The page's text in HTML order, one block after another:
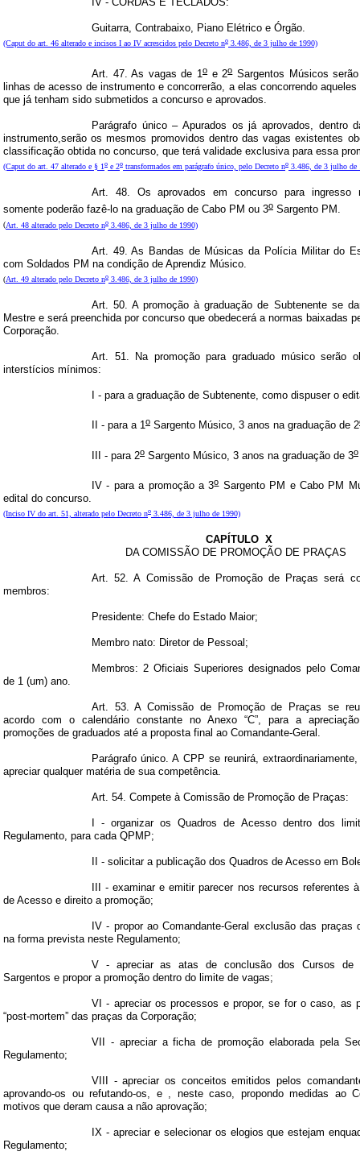
Guitarra, Contrabaixo, Piano Elétrico e Órgão.
(Caput do art. 46 alterado e incisos I ao IV acrescidos pelo Decreto no 3.486, de 3 julho de 1990)
Art. 47. As vagas de 1o e 2oSargentos Músicos
linhas de acesso de instrumento e concorrerão, a elas concorrendo
que já tenham sido submetidos a concurso e aprovados.
Parágrafo único – Apurados os já aprovados, dentro
instrumento,serão os mesmos promovidos dentro das vagas existentes
classificação obtida no concurso, que terá validade exclusiva para essa
(Caput do art. 47 alterado e § 1 o e 2o transformados em parágrafo único, pelo Decreto no 3.486, de 3 julho de
Art. 48. Os aprovados em concurso para ingresso
somente poderão fazê-lo na graduação de Cabo PM ou 3o Sargento PM.
(Art. 48 alterado pelo Decreto no 3.486, de 3 julho de 1990)
Art. 49. As Bandas de Músicas da Polícia Militar do
com Soldados PM na condição de Aprendiz Músico.
(Art. 49 alterado pelo Decreto no 3.486, de 3 julho de 1990)
Art. 50. A promoção à graduação de Subtenente se
Mestre e será preenchida por concurso que obedecerá a normas baixadas
Corporação.
Art. 51. Na promoção para graduado músico serão
interstícios mínimos:
I - para a graduação de Subtenente, como dispuser o
II - para a 1o Sargento Músico, 3 anos na graduação de 2
III - para 2o Sargento Músico, 3 anos na graduação de 3o
IV - para a promoção a 3oSargento PM e Cabo PM
edital do concurso.
(Inciso IV do art. 51, alterado pelo Decreto no 3.486, de 3 julho de 1990)
CAPÍTULO X
DA COMISSÃO DE PROMOÇÃO DE PRAÇAS
Art. 52. A Comissão de Promoção de Praças será
membros:
Presidente: Chefe do Estado Maior;
Membro nato: Diretor de Pessoal;
Membros: 2 Oficiais Superiores designados pelo
de 1 (um) ano.
Art. 53. A Comissão de Promoção de Praças se
acordo com o calendário constante no Anexo “C”, para a
promoções de graduados até a proposta final ao Comandante-Geral.
Parágrafo único. A CPP se reunirá,
apreciar qualquer matéria de sua competência.
Art. 54. Compete à Comissão de Promoção de Praças:
I - organizar os Quadros de Acesso dentro dos
Regulamento, para cada QPMP;
II - solicitar a publicação dos Quadros de Acesso em
III - examinar e emitir parecer nos recursos referentes
de Acesso e direito a promoção;
IV - propor ao Comandante-Geral exclusão das praças
na forma prevista neste Regulamento;
V - apreciar as atas de conclusão dos Cursos de
Sargentos e propor a promoção dentro do limite de vagas;
VI - apreciar os processos e propor, se for o caso, as
“post-mortem” das praças da Corporação;
VII - apreciar a ficha de promoção elaborada pela
Regulamento;
VIII - apreciar os conceitos emitidos pelos
aprovando-os ou refutando-os, e , neste caso, propondo medidas ao
motivos que deram causa a não aprovação;
IX - apreciar e selecionar os elogios que estejam
Regulamento;